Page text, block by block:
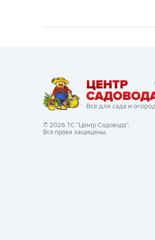
© 2026 ТС “Центр Садовода”.
Все права защищены.